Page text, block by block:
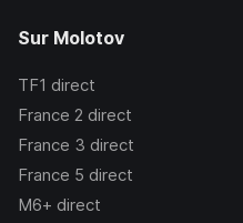
Sur Molotov
TF1 direct
France 2 direct
France 3 direct
France 5 direct
M6+ direct